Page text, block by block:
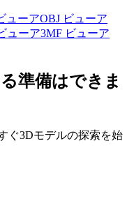
ューアOBJ ビューア
ューア3MF ビューア
準備はできま
ぐ3Dモデルの探索を始